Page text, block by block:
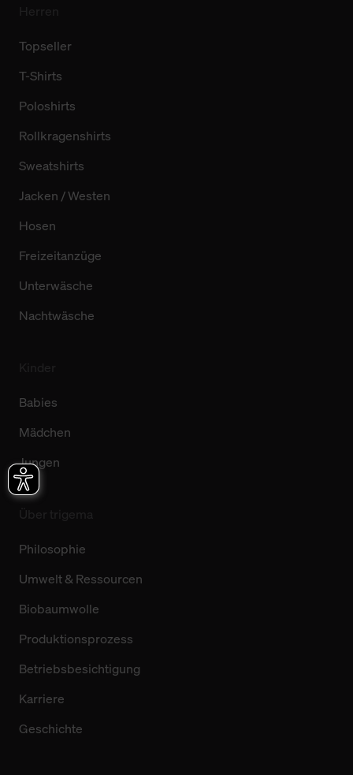
Topseller
T-Shirts
Poloshirts
Rollkragenshirts
Sweatshirts
Jacken / Westen
Hosen
Freizeitanzüge
Unterwäsche
Nachtwäsche
Babies
Mädchen
Jungen
Philosophie
Umwelt & Ressourcen
Biobaumwolle
Produktionsprozess
Betriebsbesichtigung
Karriere
Geschichte